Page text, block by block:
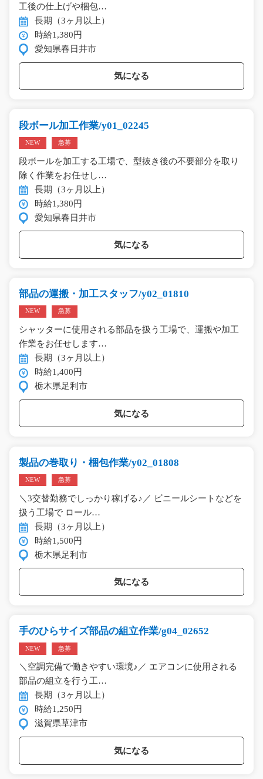
工後の仕上げや梱包…
長期（3ヶ月以上）
時給1,380円
愛知県春日井市
気になる
段ボール加工作業/y01_02245
NEW 急募
段ボールを加工する工場で、型抜き後の不要部分を取り
除く作業をお任せし…
長期（3ヶ月以上）
時給1,380円
愛知県春日井市
気になる
部品の運搬・加工スタッフ/y02_01810
NEW 急募
シャッターに使用される部品を扱う工場で、運搬や加工
作業をお任せします…
長期（3ヶ月以上）
時給1,400円
栃木県足利市
気になる
製品の巻取り・梱包作業/y02_01808
NEW 急募
＼3交替勤務でしっかり稼げる♪／ ビニールシートなどを
扱う工場で ロール…
長期（3ヶ月以上）
時給1,500円
栃木県足利市
気になる
手のひらサイズ部品の組立作業/g04_02652
NEW 急募
＼空調完備で働きやすい環境♪／ エアコンに使用される
部品の組立を行う工…
長期（3ヶ月以上）
時給1,250円
滋賀県草津市
気になる